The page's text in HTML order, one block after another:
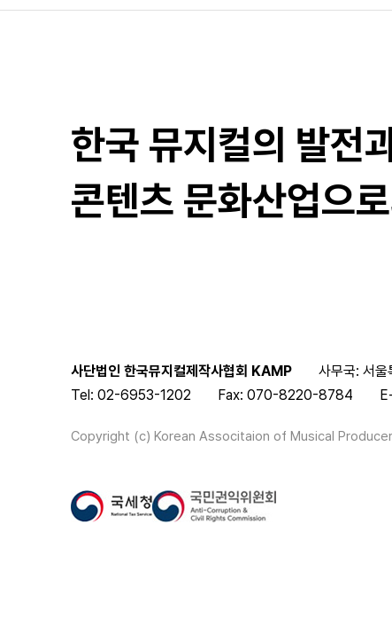
한국 뮤지컬의 발전
콘텐츠 문화산업으
사단법인 한국뮤지컬제작사협회 KAMP
사무국: 서
Tel: 02-6953-1202
Fax: 070-8220-8784
Copyright (c) Korean Associtaion of Musical